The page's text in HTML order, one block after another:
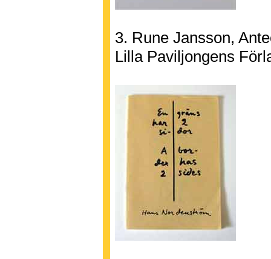
3. Rune Jansson,
Lilla Paviljongens